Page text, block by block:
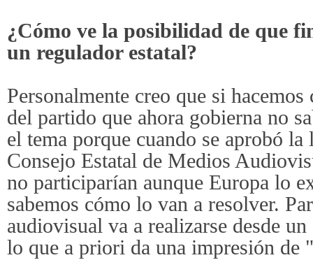
¿Cómo ve la posibilidad de que
un regulador estatal?
Personalmente creo que si hacemos
del partido que ahora gobierna no
el tema porque cuando se aprobó
Consejo Estatal de Medios
no participarían aunque Europa lo
sabemos cómo lo van a resolver.
audiovisual va a realizarse desde
lo que a priori da una impresión de